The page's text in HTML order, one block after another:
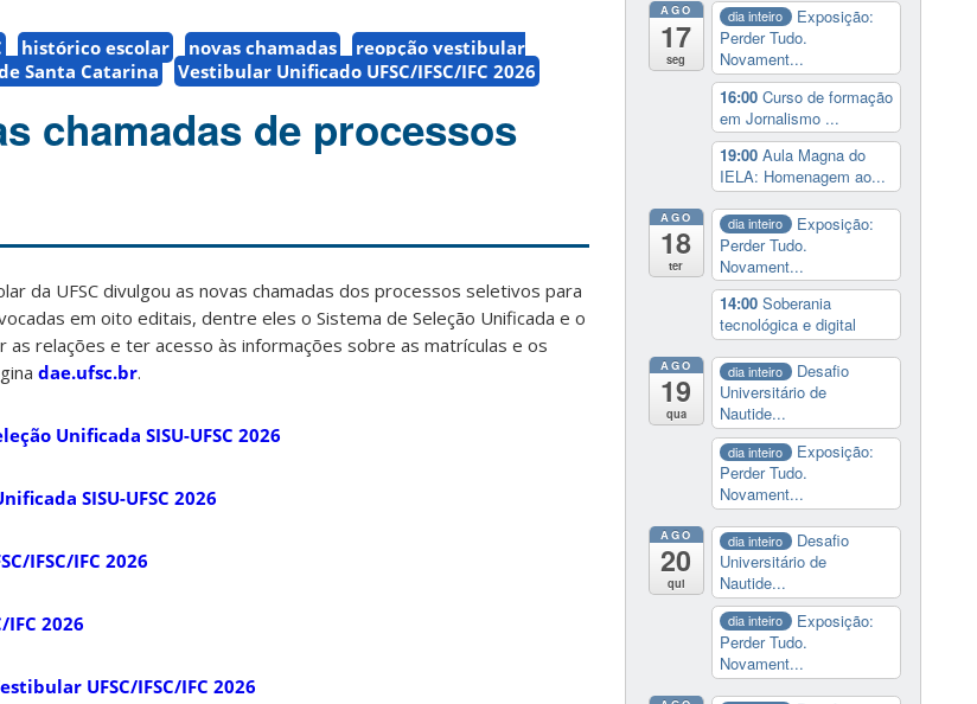
histórico escolar novas chamadas
reopção vestibular
Santa Catarina Vestibular Unificado UFSC/IFSC/IFC 2026
chamadas de processos
da UFSC divulgou as novas chamadas dos processos seletivos para
em oito editais, dentre eles o Sistema de Seleção Unificada e o
as relações e ter acesso às informações sobre as matrículas e os
dae.ufsc.br.
Unificada SISU-UFSC 2026
SISU-UFSC 2026
IFSC/IFC 2026
IFC 2026
UFSC/IFSC/IFC 2026
AGO
17
seg
dia inteiro
Exposição:
Perder Tudo.
Novament...
16:00 Curso de formação
em Jornalismo ...
19:00 Aula Magna do
IELA: Homenagem ao...
AGO
18
ter
dia inteiro
Exposição:
Perder Tudo.
Novament...
14:00 Soberania
tecnológica e digital
AGO
19
qua
dia inteiro
Desafio
Universitário de
Nautide...
dia inteiro
Exposição:
Perder Tudo.
Novament...
AGO
20
qui
dia inteiro
Desafio
Universitário de
Nautide...
dia inteiro
Exposição:
Perder Tudo.
Novament...